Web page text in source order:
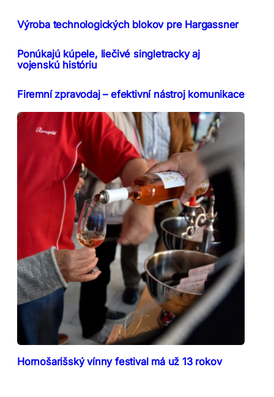
Výroba technologických blokov pre Hargassner
Ponúkajú kúpele, liečivé singletracky aj
vojenskú históriu
Firemní zpravodaj – efektivní nástroj komunikace
Hornošarišský vínny festival má už 13 rokov